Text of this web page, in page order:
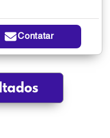
Contatar